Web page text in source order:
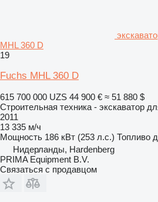
MHL 360 D
19
Fuchs MHL 360 D
615 700 000 UZS 44 900 € ≈ 51 880 $
Строительная техника - экскаватор
2011
13 335 м/ч
Мощность 186 кВт (253 л.с.) Топливо
Нидерланды, Hardenberg
PRIMA Equipment B.V.
Связаться с продавцом